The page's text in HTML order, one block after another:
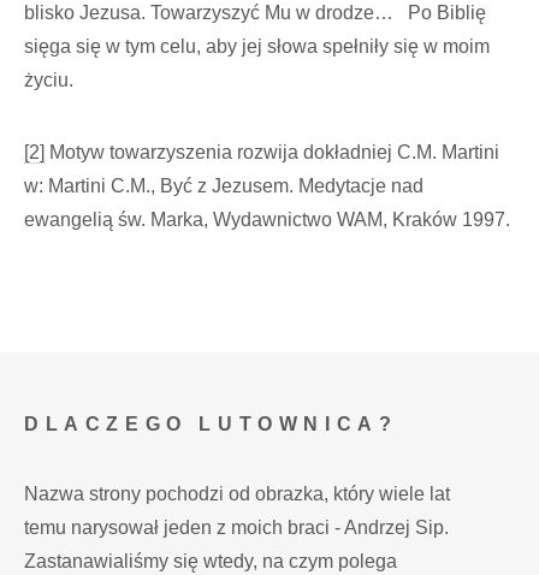
blisko Jezusa. Towarzyszyć Mu w drodze… Po Biblię
sięga się w tym celu, aby jej słowa spełniły się w moim
życiu.
[2] Motyw towarzyszenia rozwija dokładniej C.M. Martini
w: Martini C.M., Być z Jezusem. Medytacje nad
ewangelią św. Marka, Wydawnictwo WAM, Kraków 1997.
DLACZEGO LUTOWNICA?
Nazwa strony pochodzi od obrazka, który wiele lat
temu narysował jeden z moich braci - Andrzej Sip.
Zastanawialiśmy się wtedy, na czym polega